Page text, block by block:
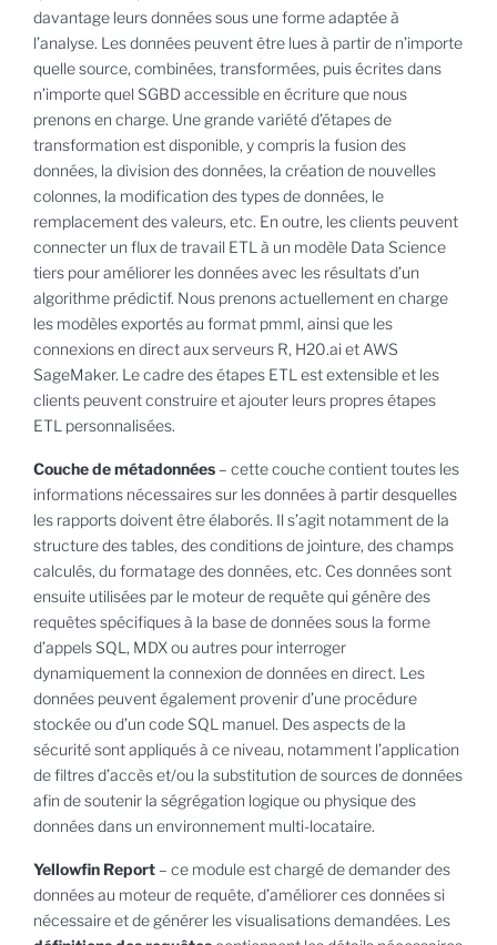
davantage leurs données sous une forme adaptée à
l’analyse. Les données peuvent être lues à partir de n’importe
quelle source, combinées, transformées, puis écrites dans
n’importe quel SGBD accessible en écriture que nous
prenons en charge. Une grande variété d’étapes de
transformation est disponible, y compris la fusion des
données, la division des données, la création de nouvelles
colonnes, la modification des types de données, le
remplacement des valeurs, etc. En outre, les clients peuvent
connecter un flux de travail ETL à un modèle Data Science
tiers pour améliorer les données avec les résultats d’un
algorithme prédictif. Nous prenons actuellement en charge
les modèles exportés au format pmml, ainsi que les
connexions en direct aux serveurs R, H20.ai et AWS
SageMaker. Le cadre des étapes ETL est extensible et les
clients peuvent construire et ajouter leurs propres étapes
ETL personnalisées.
Couche de métadonnées – cette couche contient toutes les
informations nécessaires sur les données à partir desquelles
les rapports doivent être élaborés. Il s’agit notamment de la
structure des tables, des conditions de jointure, des champs
calculés, du formatage des données, etc. Ces données sont
ensuite utilisées par le moteur de requête qui génère des
requêtes spécifiques à la base de données sous la forme
d’appels SQL, MDX ou autres pour interroger
dynamiquement la connexion de données en direct. Les
données peuvent également provenir d’une procédure
stockée ou d’un code SQL manuel. Des aspects de la
sécurité sont appliqués à ce niveau, notamment l’application
de filtres d’accès et/ou la substitution de sources de données
afin de soutenir la ségrégation logique ou physique des
données dans un environnement multi-locataire.
Yellowfin Report – ce module est chargé de demander des
données au moteur de requête, d’améliorer ces données si
nécessaire et de générer les visualisations demandées. Les